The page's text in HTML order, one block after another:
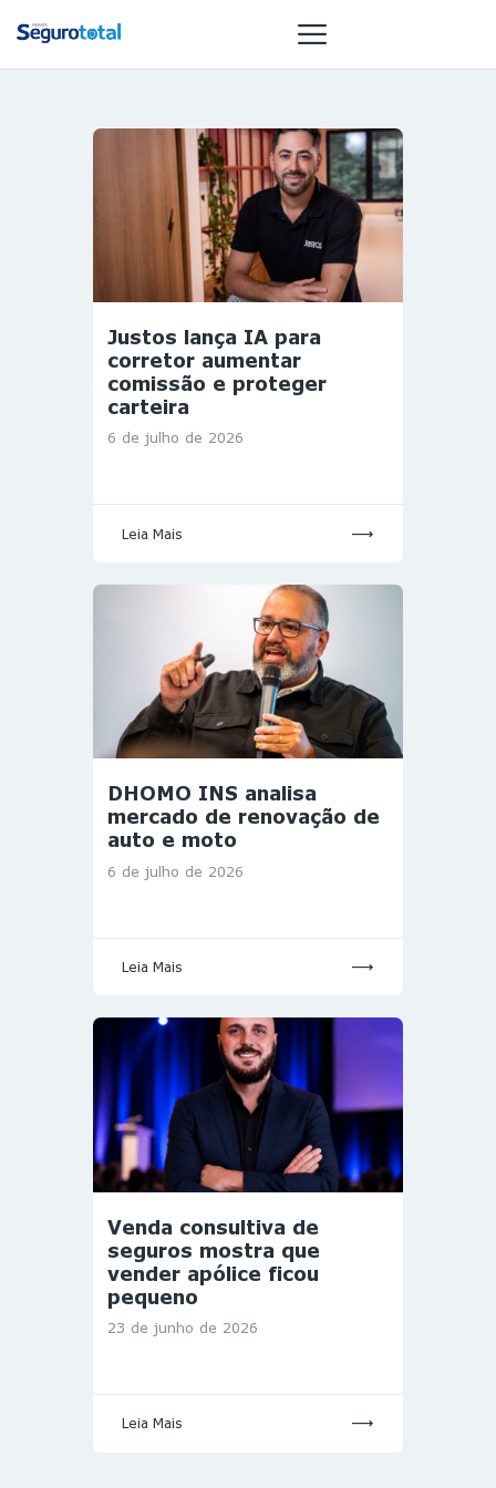
NOTÍCIAS
REVISTA
ESPECIAIS
GAIVOTA DE
OURO
MULHERES
GESTORAS
HOMEST
HOME
Justos lança IA para
corretor aumentar
comissão e proteger
carteira
6 de julho de 2026
Leia Mais
DHOMO INS analisa
mercado de renovação de
auto e moto
6 de julho de 2026
Leia Mais
Venda consultiva de
seguros mostra que
vender apólice ficou
pequeno
23 de junho de 2026
Leia Mais